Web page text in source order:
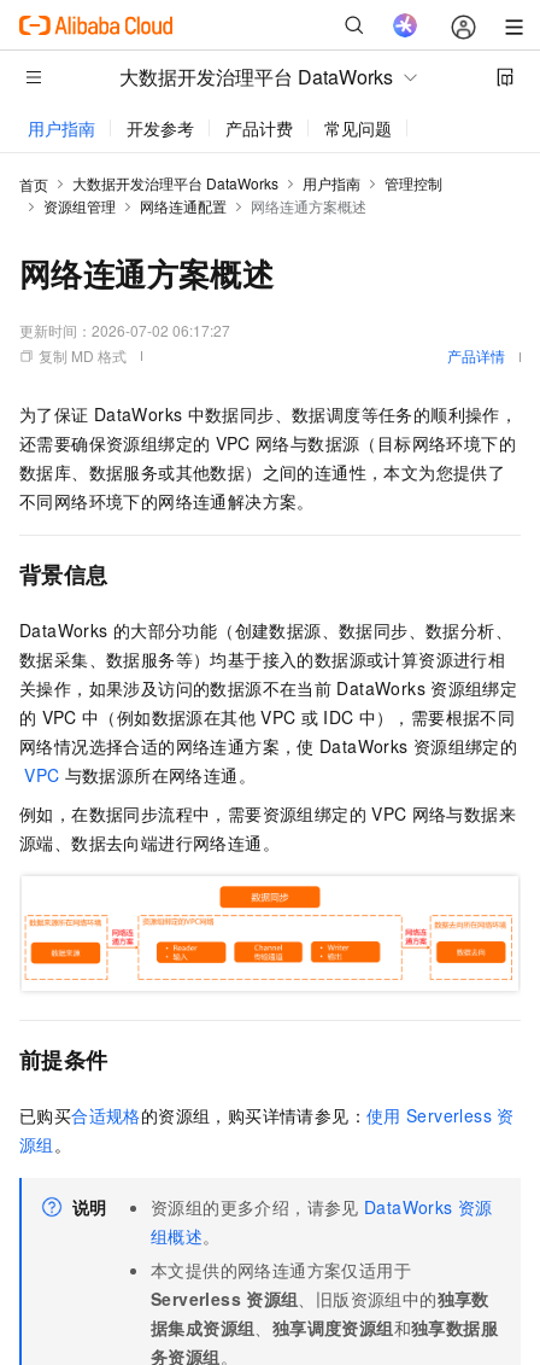
大数据开发治理平台 DataWorks
用户指南 开发参考 产品计费 常见问题
首页 大数据开发治理平台 DataWorks 用户指南
管理控制
资源组管理
网络连通配置 网络连通方案概述
网络连通方案概述
更新时间： 2026-07-02 06:17:27
复制 MD 格式
产品详情
为了保证 DataWorks 中数据同步、数据调度等任务的顺利操作，
还需要确保资源组绑定的 VPC 网络与数据源（目标网络环境下的
数据库、数据服务或其他数据）之间的连通性，本文为您提供了
不同网络环境下的网络连通解决方案。
背景信息
DataWorks 的大部分功能（创建数据源、数据同步、数据分析、
数据采集、数据服务等）均基于接入的数据源或计算资源进行相
关操作，如果涉及访问的数据源不在当前 DataWorks 资源组绑定
的 VPC 中（例如数据源在其他 VPC 或 IDC 中），需要根据不同
网络情况选择合适的网络连通方案，使 DataWorks 资源组绑定的
VPC 与数据源所在网络连通。
例如，在数据同步流程中，需要资源组绑定的 VPC 网络与数据来
源端、数据去向端进行网络连通。
前提条件
已购买合适规格的资源组，购买详情请参见：使用 Serverless 资
源组 。
说明 资源组的更多介绍，请参见 DataWorks 资源
组概述。
本文提供的网络连通方案仅适用于
Serverless 资源组、旧版资源组中的独享数
据集成资源组、 独享调度资源组和独享数据服
务资源组。